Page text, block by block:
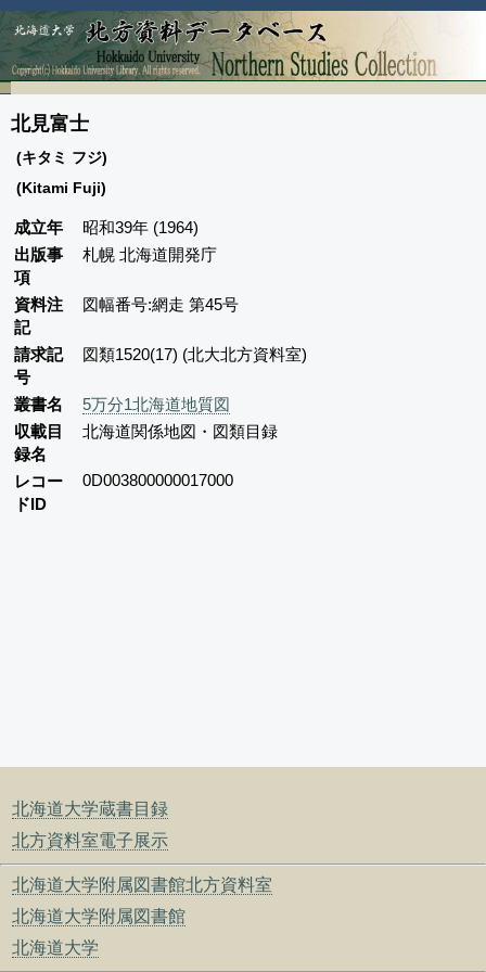
北海道大学蔵書目録
北方資料室電子展示
北海道大学附属図書館北方資料室
北海道大学附属図書館
北海道大学
北見富士
(キタミ フジ)
(Kitami Fuji)
成立年
昭和39年 (1964)
出版事
項
札幌 北海道開発庁
資料注
記
図幅番号:網走 第45号
請求記
号
図類1520(17) (北大北方資料室)
叢書名
5万分1北海道地質図
収載目
録名
北海道関係地図・図類目録
レコー
ドID
0D003800000017000